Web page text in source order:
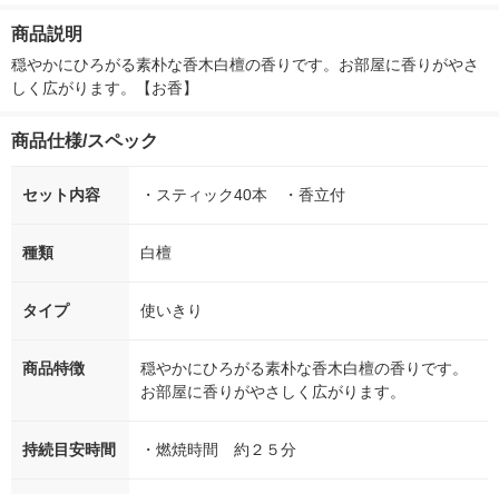
商品説明
穏やかにひろがる素朴な香木白檀の香りです。お部屋に香りがやさ
しく広がります。【お香】
商品仕様/スペック
セット内容 ・スティック40本 ・香立付
種類 白檀
タイプ 使いきり
商品特徴
穏やかにひろがる素朴な香木白檀の香りです。
お部屋に香りがやさしく広がります。
持続目安時間 ・燃焼時間 約２５分